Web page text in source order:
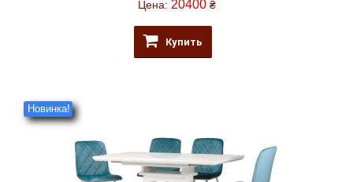
Цена: 20400 ₴
Купить
Новинка!